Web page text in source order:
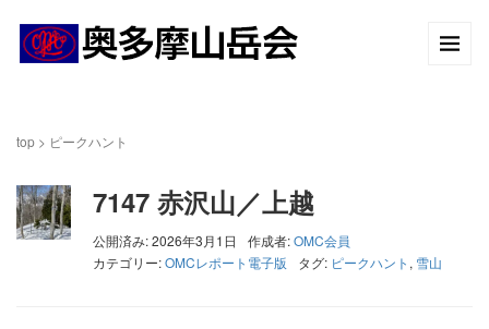
top > ピークハント
7147 赤沢山／上越
公開済み: 2026年3月1日 作成者:OMC会員
カテゴリー:OMCレポート電子版 タグ: ピークハント , 雪山